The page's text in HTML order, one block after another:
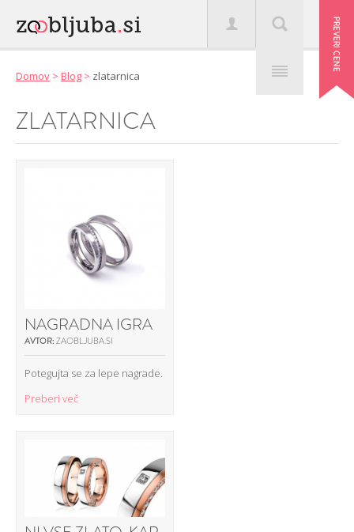
Domov > Blog > zlatarnica
ZLATARNICA
NAGRADNA IGRA
AVTOR:ZAOBLJUBA.SI
Potegujta se za lepe nagrade.
Preberi več